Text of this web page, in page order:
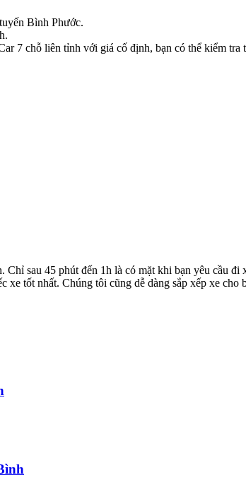
Bình Phước.
7 chỗ liên tỉnh với giá cố định, bạn có thể kiểm tra
sau 45 phút đến 1h là có mặt khi bạn yêu cầu
tốt nhất. Chúng tôi cũng dễ dàng sắp xếp xe cho